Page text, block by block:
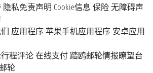
隐私免责声明 Cookie信息 保险 无障碍声
应用程序 苹果手机应用程序 安卓应用
程评论 在线支付 踏鸥邮轮情报瞭望台
轮